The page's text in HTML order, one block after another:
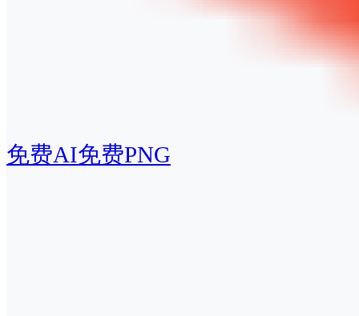
免费AI免费PNG